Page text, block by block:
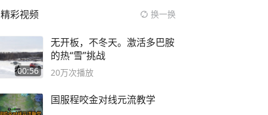
精彩视频 换一换
00:56
无开板，不冬天。激活多巴胺
的热“雪”挑战
20万次播放
国服程咬金对线元流教学